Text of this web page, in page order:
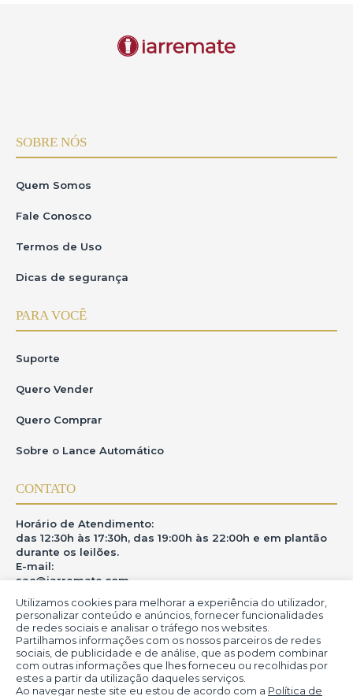
Utilizamos cookies para melhorar a experiência do utilizador,
personalizar conteúdo e anúncios, fornecer funcionalidades
de redes sociais e analisar o tráfego nos websites.
Partilhamos informações com os nossos parceiros de redes
sociais, de publicidade e de análise, que as podem combinar
com outras informações que lhes forneceu ou recolhidas por
estes a partir da utilização daqueles serviços.
Ao navegar neste site eu estou de acordo com a Política de
SOBRE NÓS
Quem Somos
Fale Conosco
Termos de Uso
Dicas de segurança
PARA VOCÊ
Suporte
Quero Vender
Quero Comprar
Sobre o Lance Automático
CONTATO
Horário de Atendimento:
das 12:30h às 17:30h, das 19:00h às 22:00h e em plantão
durante os leilões.
E-mail:
sac@iarremate.com
ONDE ESTAMOS
R. Heitor Modesto, 28 - Estação São Lourenço - MG
CEP: 37470-000